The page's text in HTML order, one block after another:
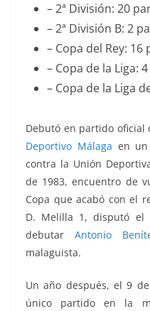
– 2ª División: 20
– 2ª División B: 2
– Copa del Rey: 16
– Copa de la Liga:
– Copa de la Liga
Debutó en partido
Deportivo Málaga en
contra la Unión
de 1983, encuentro de
Copa que acabó con el
D. Melilla 1, disputó el
debutarAntonio
malaguista.
Un año después, el 9
único partido en la